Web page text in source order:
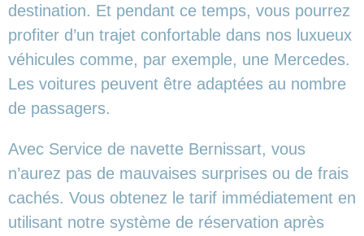
destination. Et pendant ce temps, vous pourrez
profiter d’un trajet confortable dans nos luxueux
véhicules comme, par exemple, une Mercedes.
Les voitures peuvent être adaptées au nombre
de passagers.
Avec Service de navette Bernissart, vous
n’aurez pas de mauvaises surprises ou de frais
cachés. Vous obtenez le tarif immédiatement en
utilisant notre système de réservation après